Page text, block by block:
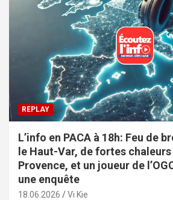
REPLAY
L’info en PACA à 18h: Feu de
le Haut-Var, de fortes
Provence, et un joueur de
une enquête
18.06.2026 Vi Kie